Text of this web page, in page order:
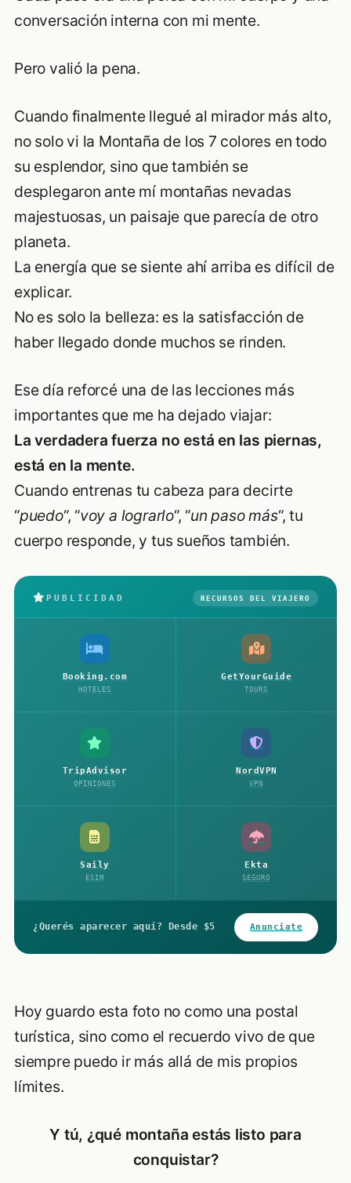
conversación interna con mi mente.
Pero valió la pena.
Cuando finalmente llegué al mirador más alto,
no solo vi la Montaña de los 7 colores en todo
su esplendor, sino que también se
desplegaron ante mí montañas nevadas
majestuosas, un paisaje que parecía de otro
planeta.
La energía que se siente ahí arriba es difícil de
explicar.
No es solo la belleza: es la satisfacción de
haber llegado donde muchos se rinden.
Ese día reforcé una de las lecciones más
importantes que me ha dejado viajar:
La verdadera fuerza no está en las piernas,
está en la mente.
Cuando entrenas tu cabeza para decirte
“puedo“, “voy a lograrlo“, “un paso más“, tu
cuerpo responde, y tus sueños también.
PUBLICIDAD RECURSOS DEL VIAJERO
Booking.com
HOTELES
GetYourGuide
TOURS
TripAdvisor
OPINIONES
NordVPN
VPN
Saily
ESIM
Ekta
SEGURO
¿Querés aparecer aquí? Desde $5 Anunciate
Hoy guardo esta foto no como una postal
turística, sino como el recuerdo vivo de que
siempre puedo ir más allá de mis propios
límites.
Y tú, ¿qué montaña estás listo para
conquistar?